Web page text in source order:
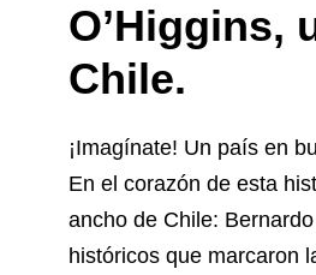
O’Higgins,
Chile.
¡Imagínate! Un país en
En el corazón de esta
ancho de Chile:
históricos que marcaron